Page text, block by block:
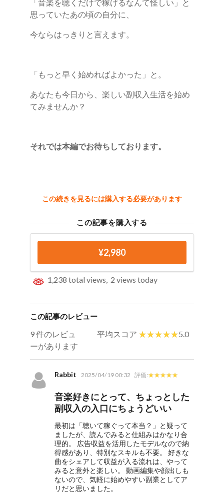
「音楽を聴くだけで稼げるなんて怪しい」と
思っていたあの頃の自分に、
今ならはっきりと言えます。
「もっと早く始めればよかった」と。
あなたも今日から、楽しい副収入生活を始め
てみませんか？
それでは本編でお待ちしております。
この続きを見るには購入する必要があります
この記事を購入する
¥2,980
1,238 total views, 2 views today
この記事のレビュー
9 件のレビュ
ーがあります
平均スコア 5.0
Rabbit 2025/04/19 00:32 評価:
音楽好きにとって、ちょっとした
副収入の入口にちょうどいい
最初は「聴いて稼ぐって本当？」と疑って
ましたが、読んでみると仕組みはかなり合
理的。 広告収益を活用したモデルなので納
得感があり、特別なスキルも不要。 好きな
曲をシェアして収益が入る流れは、やって
みると意外と楽しい。 動画編集や顔出しも
ないので、気軽に始めやすい副業としてア
リだと思いました。